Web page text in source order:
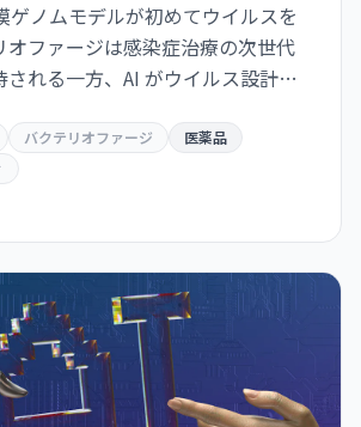
ゲノムモデルが初めてウイルスを
オファージは感染症治療の次世代
れる一方、AI がウイルス設計能
バクテリオファージ
医薬品